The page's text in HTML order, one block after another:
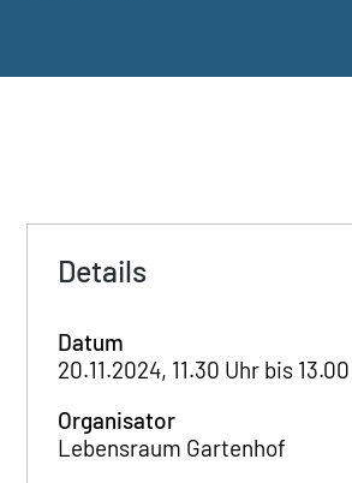
Details
Datum
20.11.2024, 11.30 Uhr bis
Organisator
Lebensraum Gartenhof